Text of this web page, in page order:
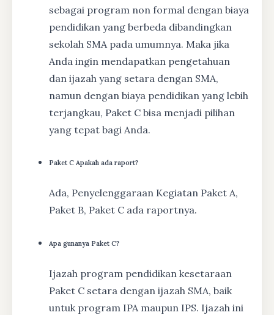
sebagai program non formal dengan biaya
pendidikan yang berbeda dibandingkan
sekolah SMA pada umumnya. Maka jika
Anda ingin mendapatkan pengetahuan
dan ijazah yang setara dengan SMA,
namun dengan biaya pendidikan yang lebih
terjangkau, Paket C bisa menjadi pilihan
yang tepat bagi Anda.
Paket C Apakah ada raport?
Ada, Penyelenggaraan Kegiatan Paket A,
Paket B, Paket C ada raportnya.
Apa gunanya Paket C?
Ijazah program pendidikan kesetaraan
Paket C setara dengan ijazah SMA, baik
untuk program IPA maupun IPS. Ijazah ini